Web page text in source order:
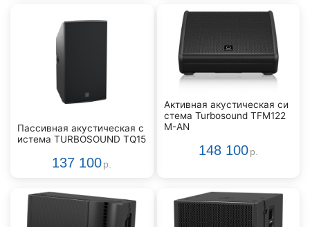
Пассивная акустическая с
истема TURBOSOUND TQ15
137 100 р.
Активная акустическая си
стема Turbosound TFM122
M-AN
148 100 р.